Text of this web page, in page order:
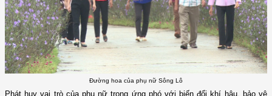
Đường hoa của phụ nữ Sông Lô
Phát huy vai trò của phụ nữ trong ứng phó với biến đổi khí hậu, bảo vệ